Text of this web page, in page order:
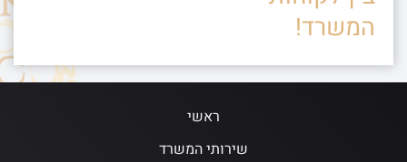
המשרד!
ראשי
שירותי המשרד